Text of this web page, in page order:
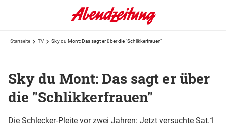
Startseite TV Sky du Mont: Das sagt er über die "Schlikkerfrauen"
Sky du Mont: Das sagt er über
die "Schlikkerfrauen"
Die Schlecker-Pleite vor zwei Jahren: Jetzt versuchte Sat.1